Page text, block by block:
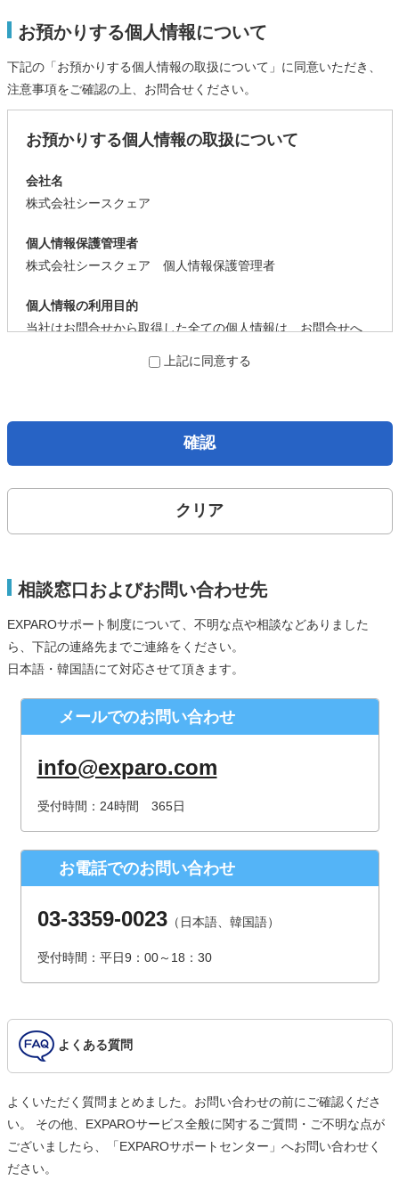
お預かりする個人情報について
下記の「お預かりする個人情報の取扱について」に同意いただき、
注意事項をご確認の上、お問合せください。
お預かりする個人情報の取扱について
会社名
株式会社シースクェア
個人情報保護管理者
株式会社シースクェア 個人情報保護管理者
個人情報の利用目的
当社はお問合せから取得した全ての個人情報は、お問合せへ
人の了解を得ることなく第三者に提供することはありませ
お問合せから取得した個人情報は委託することがありませ
開示対象個人情報の開示等および問合せ窓口について
の、利用目的の通知、開示、内容の訂正、追加または削除、
利用の停止、消去および第三者への提供の停止（「開示等」
といいます。）に応じます。
株式会社シースクェア 個人情報お問合せ窓口
〒160-0023 東京都新宿区西新宿６丁目１２−１ パークウェ
Eメール：info@c-square.co.jp
個人情報を入力するにあたっての注意事項
合せへの回答ができない場合がございます。
ん。
上記に同意する
クリア
確認
相談窓口およびお問い合わせ先
EXPAROサポート制度について、不明な点や相談などありました
ら、下記の連絡先までご連絡をください。
日本語・韓国語にて対応させて頂きます。
メールでのお問い合わせ
info@exparo.com
受付時間：24時間 365日
お電話でのお問い合わせ
03-3359-0023（日本語、韓国語）
受付時間：平日9：00～18：30
よくある質問
よくいただく質問まとめました。お問い合わせの前にご確認くださ
い。 その他、EXPAROサービス全般に関するご質問・ご不明な点が
ございましたら、「EXPAROサポートセンター」へお問い合わせく
ださい。